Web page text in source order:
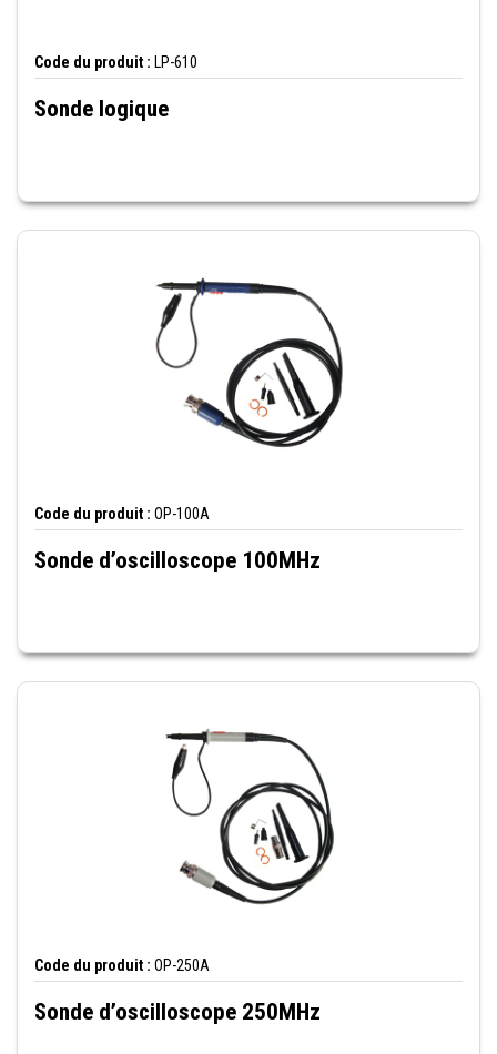
Code du produit : LP-610
Sonde logique
Code du produit : OP-100A
Sonde d’oscilloscope 100MHz
Code du produit : OP-250A
Sonde d’oscilloscope 250MHz